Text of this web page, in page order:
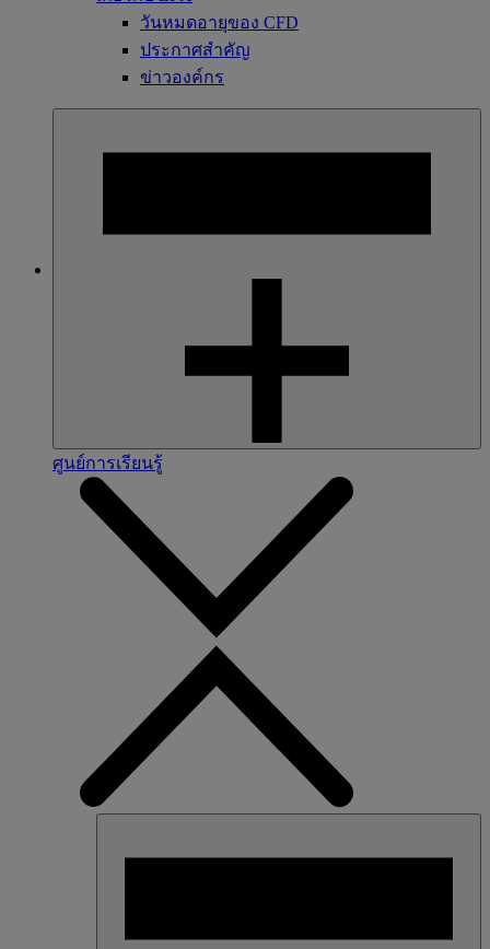
วันหมดอายุของ CFD
ประกาศสำคัญ
ข่าวองค์กร
ศูนย์การเรียนรู้